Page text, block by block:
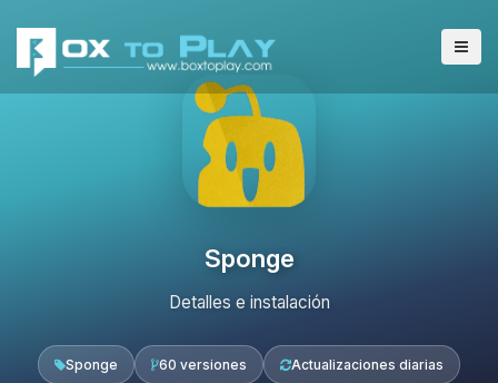
Sponge
Detalles e instalación
Sponge 60 versiones Actualizaciones diarias